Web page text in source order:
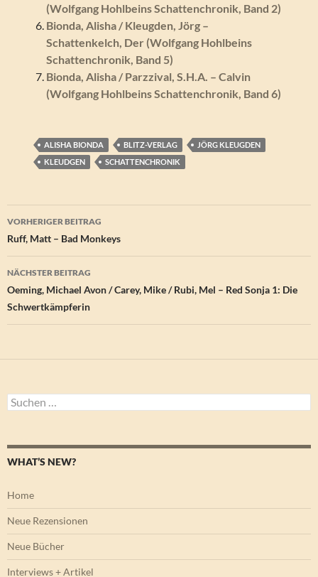
(Wolfgang Hohlbeins Schattenchronik, Band 2)
Bionda, Alisha / Kleugden, Jörg –
Schattenkelch, Der (Wolfgang Hohlbeins
Schattenchronik, Band 5)
Bionda, Alisha / Parzzival, S.H.A. – Calvin
(Wolfgang Hohlbeins Schattenchronik, Band 6)
ALISHA BIONDA BLITZ-VERLAG
JÖRG KLEUGDEN
KLEUDGEN
SCHATTENCHRONIK
Beitragsnavigation
VORHERIGER BEITRAG
Ruff, Matt – Bad Monkeys
NÄCHSTER BEITRAG
Oeming, Michael Avon / Carey, Mike / Rubi, Mel – Red Sonja 1: Die
Schwertkämpferin
Suchen
nach:
WHAT’S NEW?
Home
Neue Rezensionen
Neue Bücher
Interviews + Artikel